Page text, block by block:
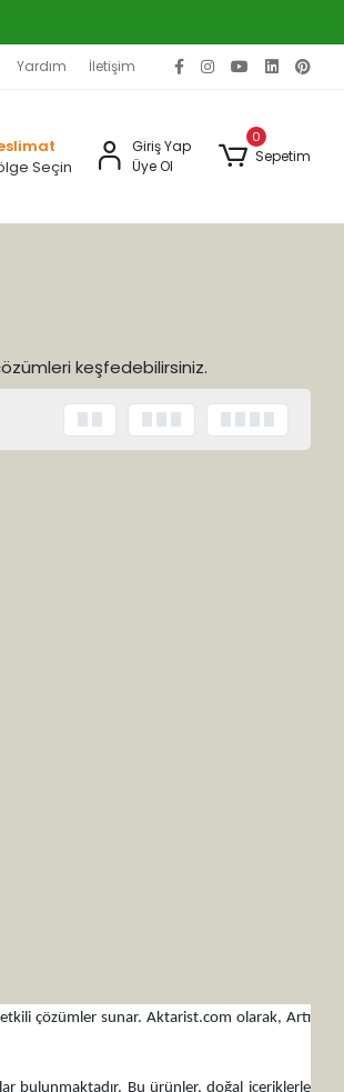
Yardım İletişim
Seçin
Giriş Yap
Üye Ol
0
Sepetim
keşfedebilirsiniz.
çözümler sunar. Aktarist.com olarak, Artı
bulunmaktadır. Bu ürünler, doğal içeriklerle